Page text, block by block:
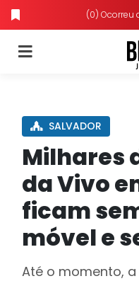
(0) Ocorreu
SALVADOR
Milhares
da Vivo
ficam
móvel e
Até o momento,